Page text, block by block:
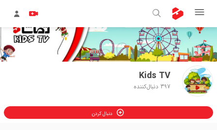
Kids TV
397 دنبال‌کننده
دنبال کردن